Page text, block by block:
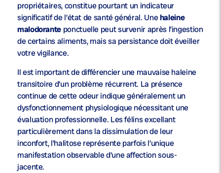
propriétaires, constitue pourtant un indicateur
significatif de l’état de santé général. Unehaleine
malodorante ponctuelle peut survenir après l’ingestion
de certains aliments, mais sa persistance doit éveiller
votre vigilance.
Il est important de différencier une mauvaise haleine
transitoire d’un problème récurrent. La présence
continue de cette odeur indique généralement un
dysfonctionnement physiologique nécessitant une
évaluation professionnelle. Les félins excellant
particulièrement dans la dissimulation de leur
inconfort, l’halitose représente parfois l’unique
manifestation observable d’une affection sous-
jacente.